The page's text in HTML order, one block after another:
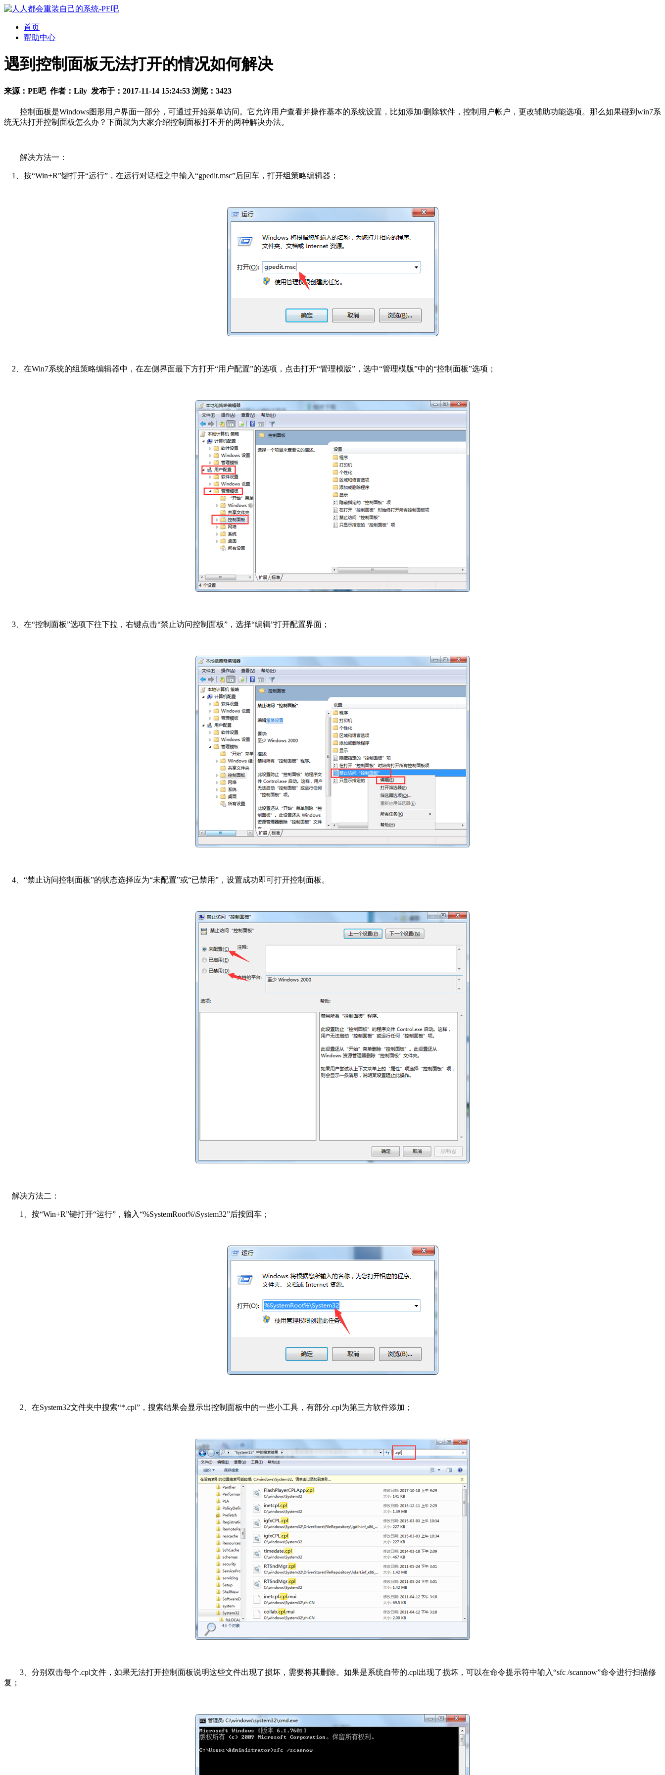
首页
帮助中心
遇到控制面板无法打开的情况如何解决
来源： PE吧作者： Lily 发布于： 2017-11-14 15:24:53 浏览： 3423
控制面板是Windows图形用户界面一部分，可通过开始菜单访问。它允许用户查看并操作基本的系统设置，比如添加/删除软件，控制用户帐户，更改辅助功能选项。那么如果碰到win7系
统无法打开控制面板怎么办？下面就为大家介绍控制面板打不开的两种解决办法。
解决方法一：
1、按“Win+R”键打开“运行”，在运行对话框之中输入“gpedit.msc”后回车，打开组策略编辑器；
2、在Win7系统的组策略编辑器中，在左侧界面最下方打开“用户配置”的选项，点击打开“管理模版”，选中“管理模版”中的“控制面板”选项；
3、在“控制面板”选项下往下拉，右键点击“禁止访问控制面板”，选择“编辑”打开配置界面；
4、“禁止访问控制面板”的状态选择应为“未配置”或“已禁用”，设置成功即可打开控制面板。
解决方法二：
1、按“Win+R”键打开“运行”，输入“%SystemRoot%\System32”后按回车；
2、在System32文件夹中搜索“*.cpl”，搜索结果会显示出控制面板中的一些小工具，有部分.cpl为第三方软件添加；
3、分别双击每个.cpl文件，如果无法打开控制面板说明这些文件出现了损坏，需要将其删除。如果是系统自带的.cpl出现了损坏，可以在命令提示符中输入“sfc /scannow”命令进行扫描修
复；